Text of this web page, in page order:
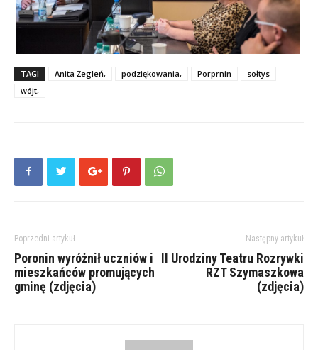
TAGI Anita Żegleń, podziękowania, Porprnin
sołtys
wójt,
Poprzedni artykuł
Poronin wyróżnił uczniów i
mieszkańców promujących
gminę (zdjęcia)
Następny artykuł
II Urodziny Teatru Rozrywki
RZT Szymaszkowa
(zdjęcia)